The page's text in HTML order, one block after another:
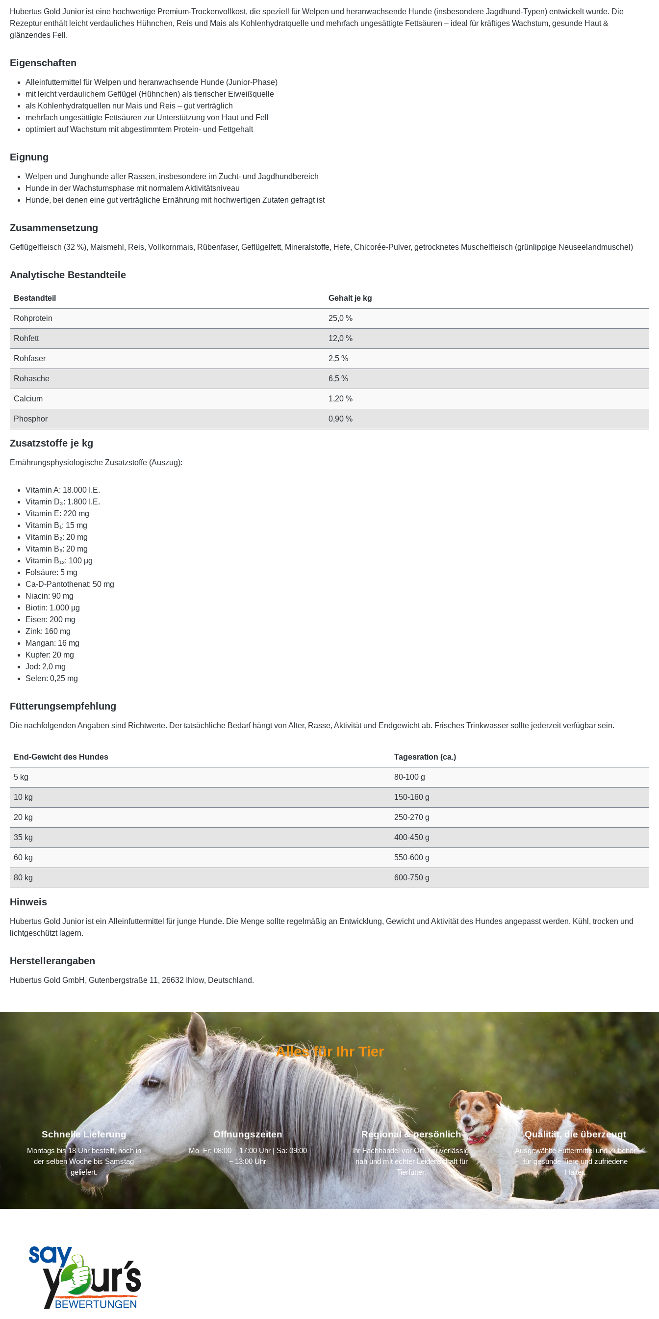
Hubertus Gold Junior ist eine hochwertige Premium-Trockenvollkost, die speziell für Welpen und heranwachsende Hunde (insbesondere Jagdhund-Typen) entwickelt wurde. Die
Rezeptur enthält leicht verdauliches Hühnchen, Reis und Mais als Kohlenhydratquelle und mehrfach ungesättigte Fettsäuren – ideal für kräftiges Wachstum, gesunde Haut &
glänzendes Fell.
Eigenschaften
Alleinfuttermittel für Welpen und heranwachsende Hunde (Junior-Phase)
mit leicht verdaulichem Geflügel (Hühnchen) als tierischer Eiweißquelle
als Kohlenhydratquellen nur Mais und Reis – gut verträglich
mehrfach ungesättigte Fettsäuren zur Unterstützung von Haut und Fell
optimiert auf Wachstum mit abgestimmtem Protein- und Fettgehalt
Eignung
Welpen und Junghunde aller Rassen, insbesondere im Zucht- und Jagdhundbereich
Hunde in der Wachstumsphase mit normalem Aktivitätsniveau
Hunde, bei denen eine gut verträgliche Ernährung mit hochwertigen Zutaten gefragt ist
Zusammensetzung
Geflügelfleisch (32 %), Maismehl, Reis, Vollkornmais, Rübenfaser, Geflügelfett, Mineralstoffe, Hefe, Chicorée-Pulver, getrocknetes Muschelfleisch (grünlippige Neuseelandmuschel)
Analytische Bestandteile
Bestandteil Gehalt je kg
Rohprotein 25,0 %
Rohfett 12,0 %
Rohfaser 2,5 %
Rohasche 6,5 %
Calcium 1,20 %
Phosphor 0,90 %
Zusatzstoffe je kg
Ernährungsphysiologische Zusatzstoffe (Auszug):
Vitamin A: 18.000 I.E.
Vitamin D₃: 1.800 I.E.
Vitamin E: 220 mg
Vitamin B₁: 15 mg
Vitamin B₂: 20 mg
Vitamin B₆: 20 mg
Vitamin B₁₂: 100 µg
Folsäure: 5 mg
Ca-D-Pantothenat: 50 mg
Niacin: 90 mg
Biotin: 1.000 µg
Eisen: 200 mg
Zink: 160 mg
Mangan: 16 mg
Kupfer: 20 mg
Jod: 2,0 mg
Selen: 0,25 mg
Fütterungsempfehlung
Die nachfolgenden Angaben sind Richtwerte. Der tatsächliche Bedarf hängt von Alter, Rasse, Aktivität und Endgewicht ab. Frisches Trinkwasser sollte jederzeit verfügbar sein.
End-Gewicht des Hundes Tagesration (ca.)
5 kg 80-100 g
10 kg 150-160 g
20 kg 250-270 g
35 kg 400-450 g
60 kg 550-600 g
80 kg 600-750 g
Hinweis
Hubertus Gold Junior ist ein Alleinfuttermittel für junge Hunde. Die Menge sollte regelmäßig an Entwicklung, Gewicht und Aktivität des Hundes angepasst werden. Kühl, trocken und
lichtgeschützt lagern.
Herstellerangaben
Hubertus Gold GmbH, Gutenbergstraße 11, 26632 Ihlow, Deutschland.
Alles für Ihr Tier
Schnelle Lieferung
Montags bis 18 Uhr bestellt, noch in
der selben Woche bis Samstag
geliefert.
Öffnungszeiten
Mo–Fr: 08:00 – 17:00 Uhr | Sa: 09:00
– 13:00 Uhr
Regional & persönlich
Ihr Fachhandel vor Ort – zuverlässig,
nah und mit echter Leidenschaft für
Tierfutter.
Qualität, die überzeugt
Ausgewählte Futtermittel und Zubehör
für gesunde Tiere und zufriedene
Halter.